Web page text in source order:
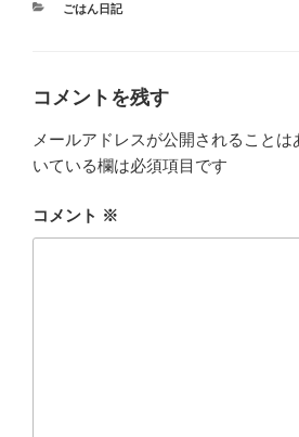
カ
ごはん日記
コメントを残す
メールアドレスが公開されることは
いている欄は必須項目です
コメント ※